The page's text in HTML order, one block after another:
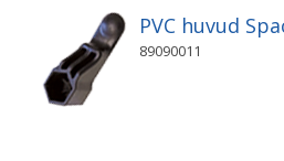
PVC huvud
89090011